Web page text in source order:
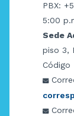
PBX:
5:00
Sede
piso 3,
Código